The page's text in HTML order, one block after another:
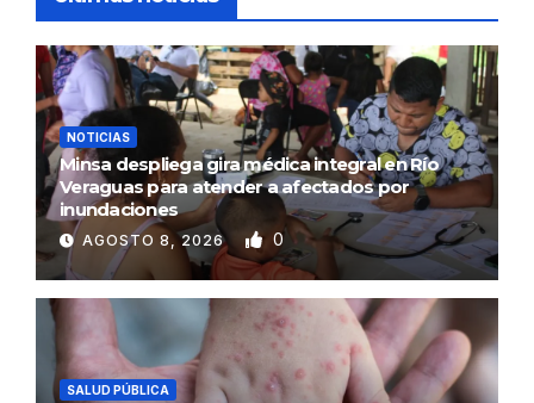
NOTICIAS
Minsa despliega gira médica integral en Río
Veraguas para atender a afectados por
inundaciones
AGOSTO 8, 2026 0
SALUD PÚBLICA